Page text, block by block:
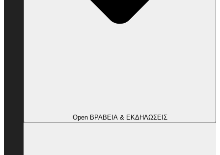
Open ΒΡΑΒΕΙΑ & ΕΚΔΗΛΩΣΕΙΣ